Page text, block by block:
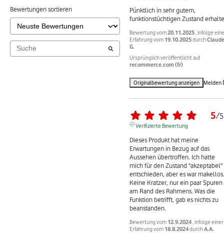
Bewertungen sortieren
Pünktlich in sehr gutem,
funktionstüchtigen Zustand
Bewertung vom20.11.2025 , infolge
Erfahrung vom 19.10.2025durchClaude
G.
Ursprünglich veröffentlicht auf
recommerce.com (fr)
Originalbewertung anzeigen Melden
5/5
Verifizierte Bewertung
Dieses Produkt hat meine
Erwartungen in Bezug auf das
Aussehen übertroffen. Ich hatte
mich für den Zustand "akzeptabel"
entschieden, aber es war makellos.
Keine Kratzer, nur ein paar Spuren
am Rand des Rahmens. Was die
Funktion betrifft, gab es nichts zu
beanstanden.
Bewertung vom 12.9.2024 , infolge einer
Erfahrung vom 18.8.2024durchA.A.